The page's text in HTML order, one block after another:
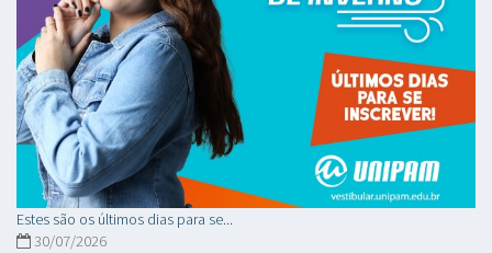
Estes são os últimos dias para se...
30/07/2026